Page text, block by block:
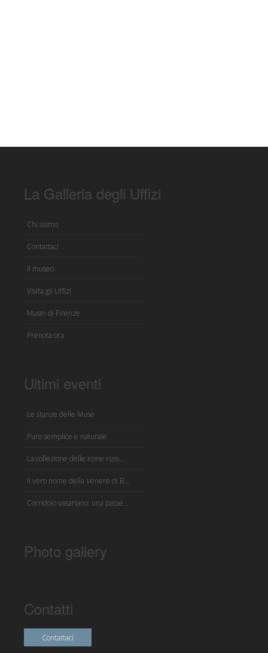
La Galleria degli Uffizi
Chi siamo
Contattaci
Il museo
Visita gli Uffizi
Musei di Firenze
Prenota ora
Ultimi eventi
Le stanze delle Muse
Puro semplice e naturale
La collezione delle icone russ...
Il vero nome della Venere di B...
Corridoio vasariano: una passe...
Photo gallery
Contatti
Contattaci